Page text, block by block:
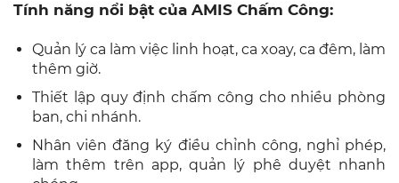
Tính năng nổi bật của AMIS Chấm Công:
Quản lý ca làm việc linh hoạt, ca xoay, ca đêm, làm
thêm giờ.
Thiết lập quy định chấm công cho nhiều phòng
ban, chi nhánh.
Nhân viên đăng ký điều chỉnh công, nghỉ phép,
làm thêm trên app, quản lý phê duyệt nhanh